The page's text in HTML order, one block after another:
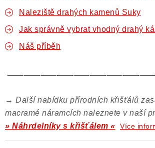
Naleziště drahých kamenů Suky
Jak správně vybrat vhodný drahý
Náš příběh
→ Další nabídku přírodních křišťálů
macramé náramcích naleznete v naší
» Náhrdelníky s křišťálem « Více